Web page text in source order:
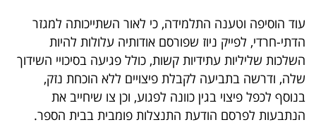
פרסמו
באייס
עקבו
אחרינו:
עוד הוסיפה וטענה התלמידה, כי לאור השתייכותה למגזר
הדתי-חרדי, לפייק ניוז שפורסם אודותיה עלולות להיות
השלכות שליליות עתידיות קשות, כולל פגיעה בסיכויי השידוך
שלה, ודרשה בתביעה לקבלת פיצויים ללא הוכחת נזק,
בנוסף לכפל פיצוי בגין כוונה לפגוע, וכן צו שיחייב את
הנתבעות לפרסם הודעת התנצלות פומבית בבית הספר.